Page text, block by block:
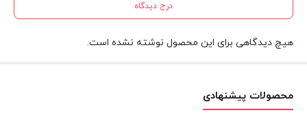
درج دیدگاه
هیچ دیدگاهی برای این محصول نوشته نشده است.
محصولات پیشنهادی